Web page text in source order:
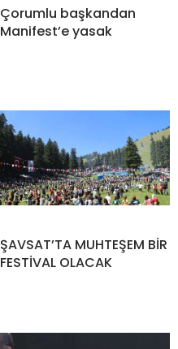
Çorumlu başkandan
Manifest’e yasak
ŞAVSAT’TA MUHTEŞEM BİR
FESTİVAL OLACAK